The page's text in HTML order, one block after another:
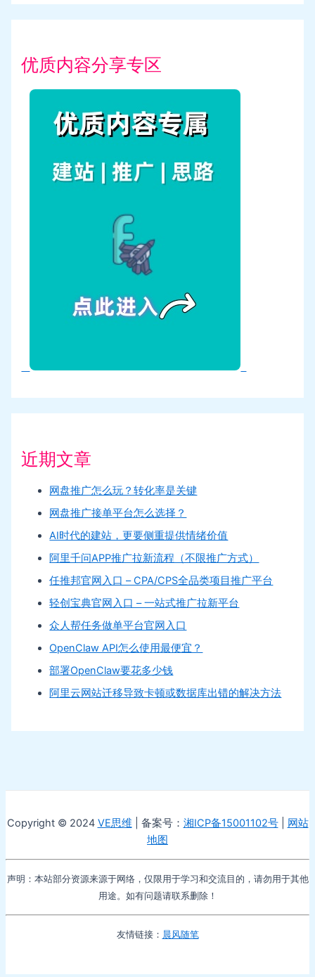
优质内容分享专区
近期文章
网盘推广怎么玩？转化率是关键
网盘推广接单平台怎么选择？
AI时代的建站，更要侧重提供情绪价值
阿里千问APP推广拉新流程（不限推广方式）
任推邦官网入口 – CPA/CPS全品类项目推广平台
轻创宝典官网入口 – 一站式推广拉新平台
众人帮任务做单平台官网入口
OpenClaw API怎么使用最便宜？
部署OpenClaw要花多少钱
阿里云网站迁移导致卡顿或数据库出错的解决方法
Copyright © 2024 VE思维 | 备案号： 湘ICP备15001102号| 网站
地图
声明：本站部分资源来源于网络，仅限用于学习和交流目的，请勿用于其他
用途。如有问题请联系删除！
友情链接： 晨风随笔